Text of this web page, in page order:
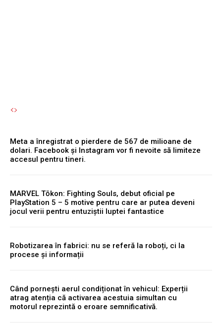
Meta a înregistrat o pierdere de 567 de milioane de
dolari. Facebook și Instagram vor fi nevoite să limiteze
accesul pentru tineri.
MARVEL Tōkon: Fighting Souls, debut oficial pe
PlayStation 5 – 5 motive pentru care ar putea deveni
jocul verii pentru entuziștii luptei fantastice
Robotizarea în fabrici: nu se referă la roboți, ci la
procese și informații
Când pornești aerul condiționat în vehicul: Experții
atrag atenția că activarea acestuia simultan cu
motorul reprezintă o eroare semnificativă.